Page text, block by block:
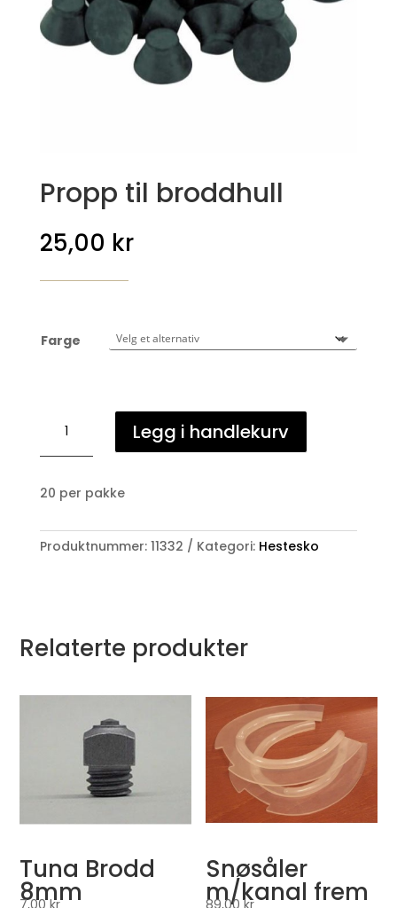
Propp til broddhull
25,00 kr
Farge
broddhull
Legg i handlekurv
20 per pakke
Produktnummer: 11332 Kategori: Hestesko
Relaterte produkter
Tuna Brodd
8mm
7,00kr
Snøsåler
m/kanal frem
89,00kr